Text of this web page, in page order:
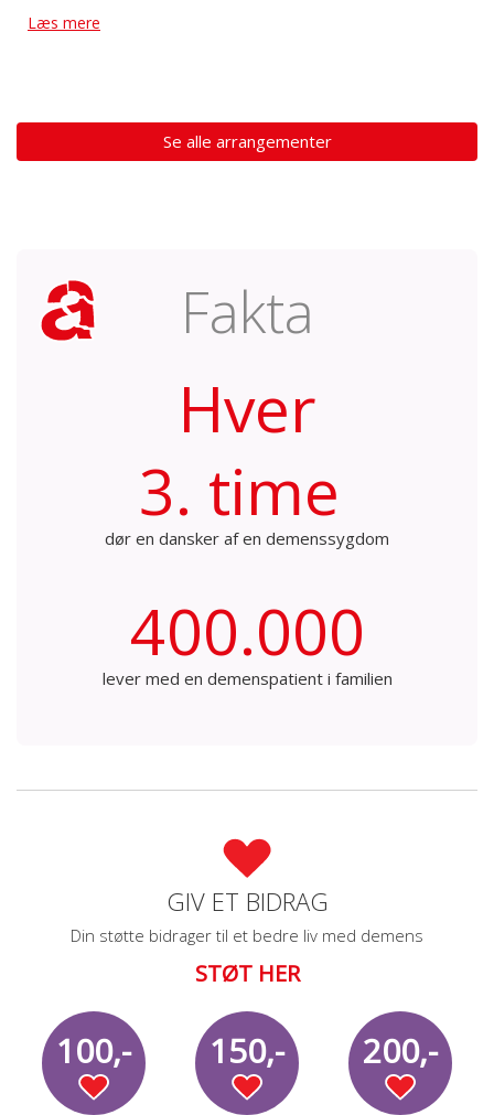
Læs mere
Se alle arrangementer
Fakta
Hver
3. time
dør en dansker af en demenssygdom
400.000
lever med en demenspatient i familien
GIV ET BIDRAG
Din støtte bidrager til et bedre liv med demens
STØT HER
100,- 150,- 200,-